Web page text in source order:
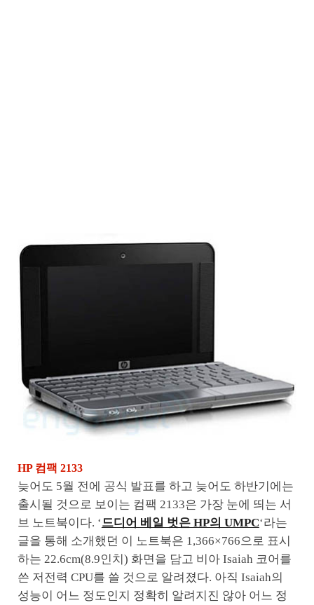
HP 컴팩 2133
늦어도 5월 전에 공식 발표를 하고 늦어도 하반기에는
출시될 것으로 보이는 컴팩 2133은 가장 눈에 띄는 서
브 노트북이다. ‘드디어 베일 벗은 HP의 UMPC‘라는
글을 통해 소개했던 이 노트북은 1,366×766으로 표시
하는 22.6cm(8.9인치) 화면을 담고 비아 Isaiah 코어를
쓴 저전력 CPU를 쓸 것으로 알려졌다. 아직 Isaiah의
성능이 어느 정도인지 정확히 알려지진 않아 어느 정